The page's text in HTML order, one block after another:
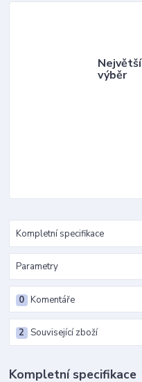
Největší
výběr
Kompletní specifikace
Parametry
Komentáře
0
Související zboží
2
Kompletní specifikace